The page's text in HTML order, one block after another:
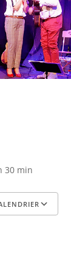
30 min